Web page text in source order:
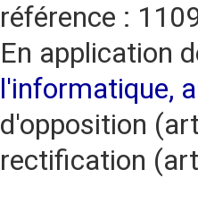
référence :
En application
l'informatique,
d'opposition
rectification